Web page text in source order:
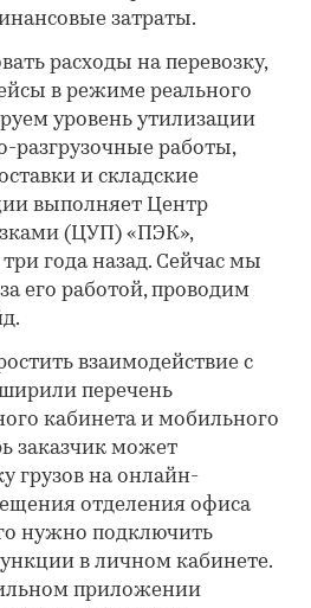
затраты.
расходы на перевозку,
в режиме реального
уровень утилизации
разгрузочные работы,
и складские
выполняет Центр
(ЦУП) «ПЭК»,
года назад. Сейчас мы
его работой, проводим
взаимодействие с
перечень
кабинета и мобильного
заказчик может
грузов на онлайн-
отделения офиса
нужно подключить
в личном кабинете.
приложении